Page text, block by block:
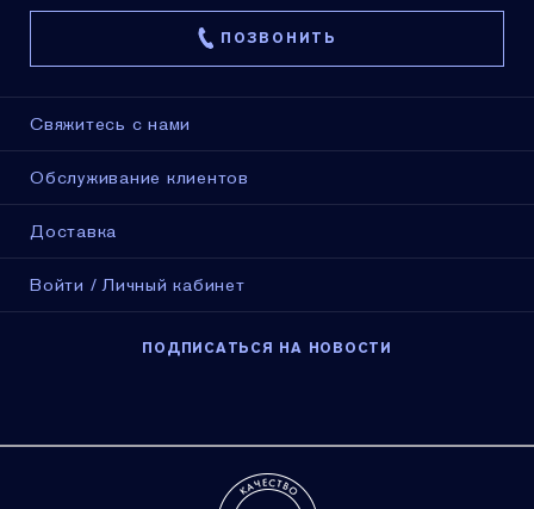
ПОЗВОНИТЬ
Свяжитесь с нами
Обслуживание клиентов
Доставка
Войти / Личный кабинет
ПОДПИСАТЬСЯ НА НОВОСТИ